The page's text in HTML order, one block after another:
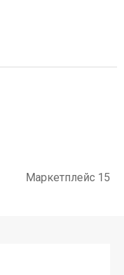
Маркетплейс 15